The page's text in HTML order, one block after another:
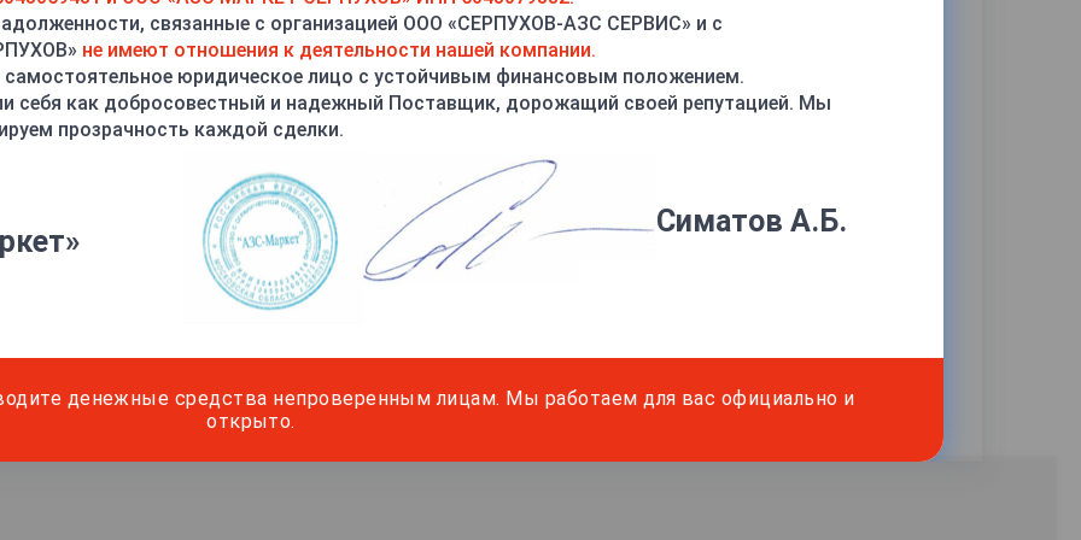
связанные с организацией ООО «СЕРПУХОВ-АЗС СЕРВИС» и с
не имеют отношения к деятельности нашей компании.
юридическое лицо с устойчивым финансовым положением.
себя как добросовестный и надежный Поставщик, дорожащий своей репутацией. Мы
прозрачность каждой сделки.
Симатов А.Б.
денежные средства непроверенным лицам. Мы работаем для вас официально и
открыто.